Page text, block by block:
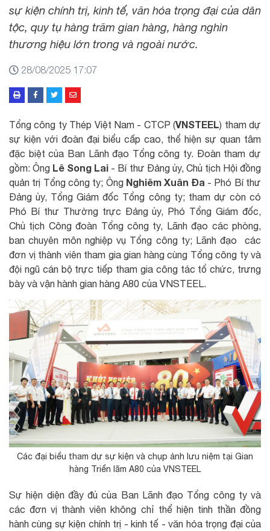
sự kiện chính trị, kinh tế, văn hóa trọng đại của dân
tộc, quy tụ hàng trăm gian hàng, hàng nghìn
thương hiệu lớn trong và ngoài nước.
28/08/2025 17:07
Tổng công ty Thép Việt Nam - CTCP (VNSTEEL) tham dự
sự kiện với đoàn đại biểu cấp cao, thể hiện sự quan tâm
đặc biệt của Ban Lãnh đạo Tổng công ty. Đoàn tham dự
gồm: Ông Lê Song Lai - Bí thư Đảng ủy, Chủ tịch Hội đồng
quản trị Tổng công ty; Ông Nghiêm Xuân Đa - Phó Bí thư
Đảng ủy, Tổng Giám đốc Tổng công ty; tham dự còn có
Phó Bí thư Thường trực Đảng ủy, Phó Tổng Giám đốc,
Chủ tịch Công đoàn Tổng công ty, Lãnh đạo các phòng,
ban chuyên môn nghiệp vụ Tổng công ty; Lãnh đạo các
đơn vị thành viên tham gia gian hàng cùng Tổng công ty và
đội ngũ cán bộ trực tiếp tham gia công tác tổ chức, trưng
bày và vận hành gian hàng A80 của VNSTEEL.
Các đại biểu tham dự sự kiện và chụp ảnh lưu niệm tại Gian
hàng Triển lãm A80 của VNSTEEL
Sự hiện diện đầy đủ của Ban Lãnh đạo Tổng công ty và
các đơn vị thành viên không chỉ thể hiện tinh thần đồng
hành cùng sự kiện chính trị - kinh tế - văn hóa trọng đại của